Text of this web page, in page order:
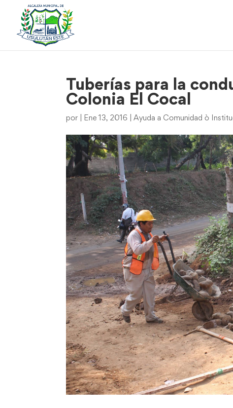
Tuberías para la
Colonia El Cocal
por Ene 13, 2016 |Ayuda a Comunidad ò